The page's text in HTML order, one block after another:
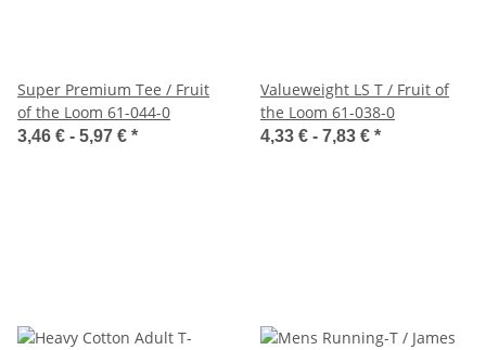
Super Premium Tee / Fruit
of the Loom 61-044-0
3,46 € - 5,97 € *
Valueweight LS T / Fruit of
the Loom 61-038-0
4,33 € - 7,83 € *